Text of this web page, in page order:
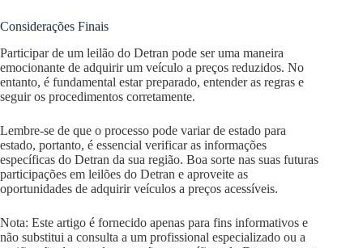
Considerações Finais
Participar de um leilão do Detran pode ser uma maneira
emocionante de adquirir um veículo a preços reduzidos. No
entanto, é fundamental estar preparado, entender as regras e
seguir os procedimentos corretamente.
Lembre-se de que o processo pode variar de estado para
estado, portanto, é essencial verificar as informações
específicas do Detran da sua região. Boa sorte nas suas futuras
participações em leilões do Detran e aproveite as
oportunidades de adquirir veículos a preços acessíveis.
Nota: Este artigo é fornecido apenas para fins informativos e
não substitui a consulta a um profissional especializado ou a